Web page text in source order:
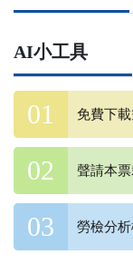
AI小工具
免費下
聲請本
勞檢分析